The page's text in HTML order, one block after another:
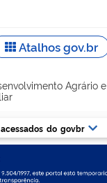
de navegação
Agrário e
do govbr